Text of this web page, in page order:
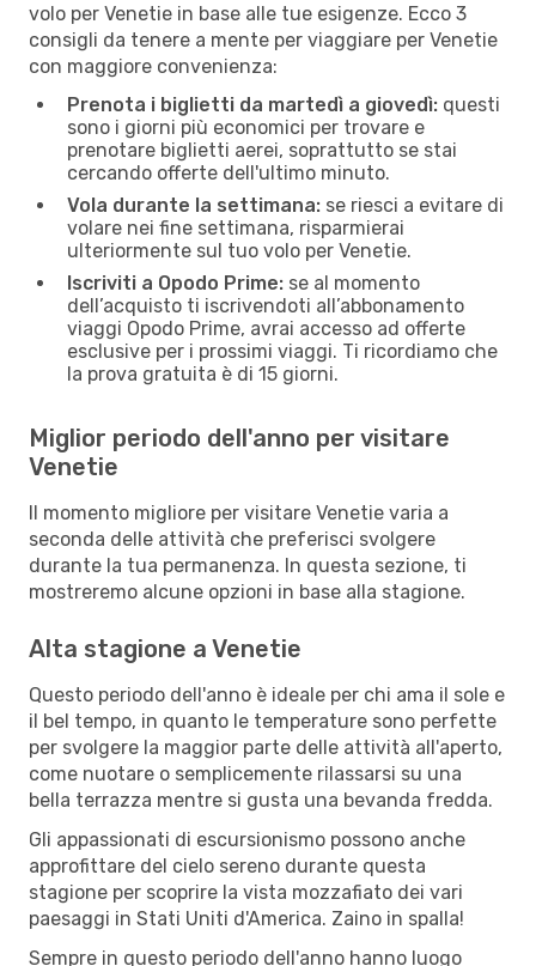
volo per Venetie in base alle tue esigenze. Ecco 3
consigli da tenere a mente per viaggiare per Venetie
con maggiore convenienza:
Prenota i biglietti da martedì a giovedì: questi
sono i giorni più economici per trovare e
prenotare biglietti aerei, soprattutto se stai
cercando offerte dell'ultimo minuto.
Vola durante la settimana: se riesci a evitare di
volare nei fine settimana, risparmierai
ulteriormente sul tuo volo per Venetie.
Iscriviti a Opodo Prime: se al momento
dell’acquisto ti iscrivendoti all’abbonamento
viaggi Opodo Prime, avrai accesso ad offerte
esclusive per i prossimi viaggi. Ti ricordiamo che
la prova gratuita è di 15 giorni.
Miglior periodo dell'anno per visitare
Venetie
Il momento migliore per visitare Venetie varia a
seconda delle attività che preferisci svolgere
durante la tua permanenza. In questa sezione, ti
mostreremo alcune opzioni in base alla stagione.
Alta stagione a Venetie
Questo periodo dell'anno è ideale per chi ama il sole e
il bel tempo, in quanto le temperature sono perfette
per svolgere la maggior parte delle attività all'aperto,
come nuotare o semplicemente rilassarsi su una
bella terrazza mentre si gusta una bevanda fredda.
Gli appassionati di escursionismo possono anche
approfittare del cielo sereno durante questa
stagione per scoprire la vista mozzafiato dei vari
paesaggi in Stati Uniti d'America. Zaino in spalla!
Sempre in questo periodo dell'anno hanno luogo